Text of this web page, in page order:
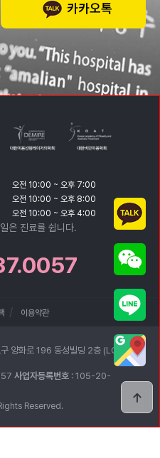
카카오톡
오전 10:00 ~ 오후 7:00
오전 10:00 ~ 오후 8:00
오전 10:00 ~ 오후 4:00
은 진료를 쉽니다.
이용약관
구 양화로 196 동성빌딩 2층 (LG전
사업자등록번호 : 105-20-
Reserved.